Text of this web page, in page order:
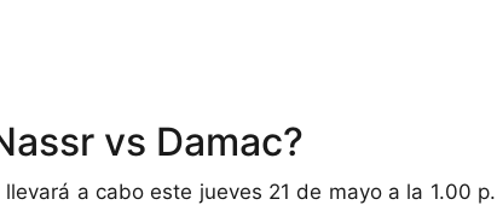
vs Damac?
a cabo este jueves 21 de mayo a la 1.00 p.